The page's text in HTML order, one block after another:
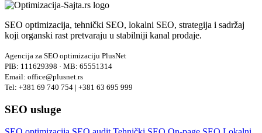
SEO optimizacija, tehnički SEO, lokalni SEO, strategija i sadržaj
koji organski rast pretvaraju u stabilniji kanal prodaje.
Agencija za SEO optimizaciju PlusNet
PIB: 111629398 · MB: 65551314
Email: office@plusnet.rs
Tel: +381 69 740 754 | +381 63 695 999
SEO usluge